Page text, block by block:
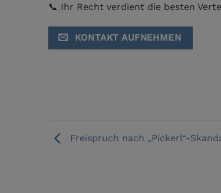
📞 Ihr Recht verdient die besten
KONTAKT AUFNEHMEN
Freispruch nach „Pickerl“-